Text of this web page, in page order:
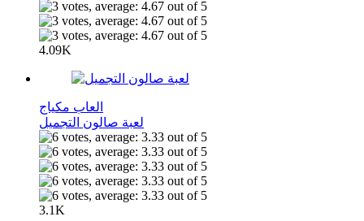
4.09K
العاب مكياج
لعبة صالون التجميل
3.1K